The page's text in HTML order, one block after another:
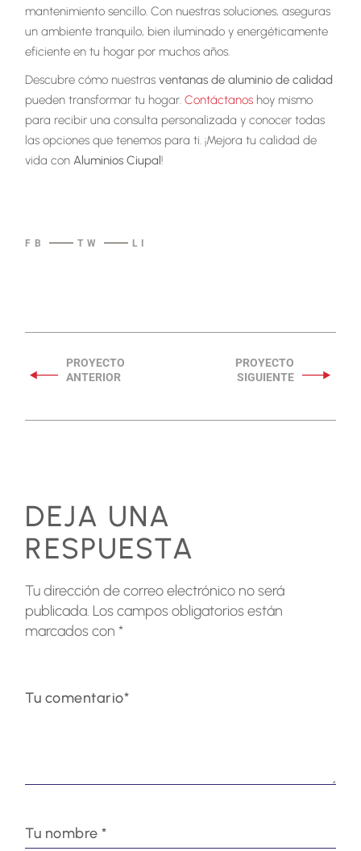
mantenimiento sencillo. Con nuestras soluciones, aseguras
un ambiente tranquilo, bien iluminado y energéticamente
eficiente en tu hogar por muchos años.
Descubre cómo nuestrasventanas de aluminio de calidad
pueden transformar tu hogar.Contáctanos hoy mismo
para recibir una consulta personalizada y conocer todas
las opciones que tenemos para ti. ¡Mejora tu calidad de
vida conAluminios Ciupal!
FB TW LI
DEJA UNA
RESPUESTA
Tu dirección de correo electrónico no será
publicada. Los campos obligatorios están
marcados con*